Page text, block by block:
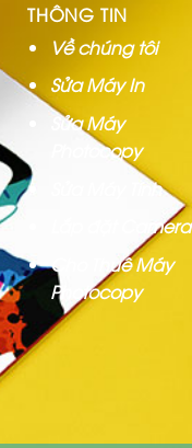
THÔNG TIN
Về chúng tôi
Sửa Máy In
Sửa Máy
Photocopy
Sửa Máy Tính
Lắp đặt Camera
Cho Thuê Máy
Photocopy